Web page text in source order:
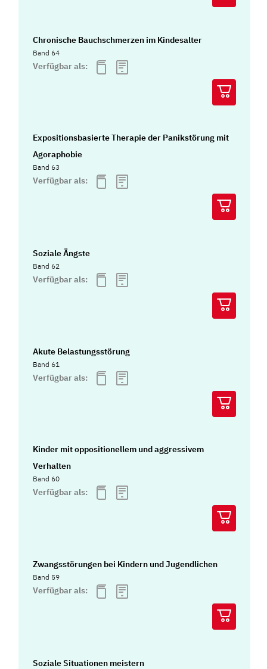
Chronische Bauchschmerzen im Kindesalter
Band 64
Verfügbar als:
Expositionsbasierte Therapie der Panikstörung mit
Agoraphobie
Band 63
Verfügbar als:
Soziale Ängste
Band 62
Verfügbar als:
Akute Belastungsstörung
Band 61
Verfügbar als:
Kinder mit oppositionellem und aggressivem
Verhalten
Band 60
Verfügbar als:
Zwangsstörungen bei Kindern und Jugendlichen
Band 59
Verfügbar als:
Soziale Situationen meistern